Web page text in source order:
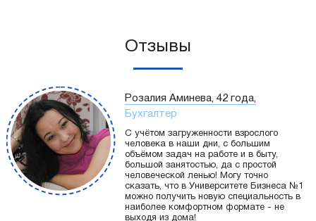
Отзывы
Розалия Аминева, 42 года,
Бухгалтер
С учётом загруженности взрослого
человека в наши дни, с большим
объёмом задач на работе и в быту,
большой занятостью, да с простой
человеческой ленью! Могу точно
сказать, что в Университете Бизнеса №1
можно получить новую специальность в
наиболее комфортном формате - не
выходя из дома!